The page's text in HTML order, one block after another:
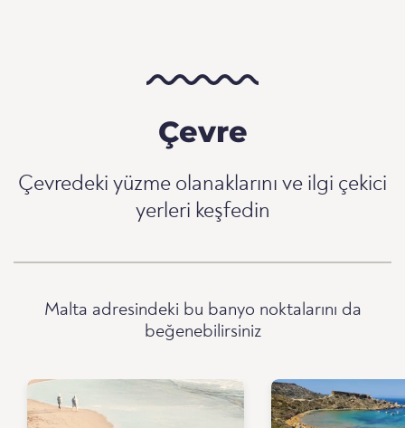
Çevre
Çevredeki yüzme olanaklarını ve ilgi çekici
yerleri keşfedin
Malta adresindeki bu banyo noktalarını da
beğenebilirsiniz